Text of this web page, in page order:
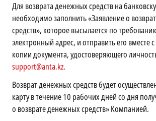
Для возврата денежных средств на
необходимо заполнить «Заявление о
средств», которое высылается по
электронный адрес, и отправить его вместе
копии документа, удостоверяющего
support@anta.kz.
Возврат денежных средств будет
карту в течение 10 рабочих дней со дня
о возврате денежных средств» Компанией.